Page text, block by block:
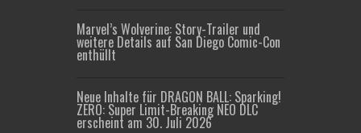
Marvel’s Wolverine: Story-Trailer und
weitere Details auf San Diego Comic-Con
enthüllt
Neue Inhalte für DRAGON BALL: Sparking!
ZERO: Super Limit-Breaking NEO DLC
erscheint am 30. Juli 2026